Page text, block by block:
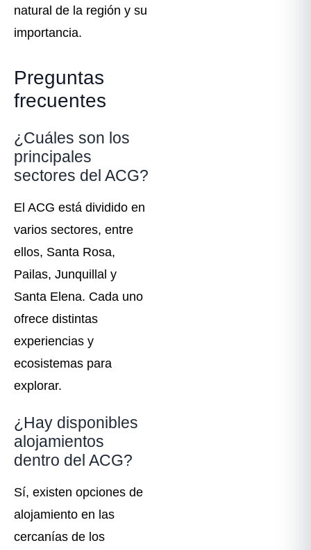
natural de la región y su
importancia.
Preguntas
frecuentes
¿Cuáles son los
principales
sectores del ACG?
El ACG está dividido en
varios sectores, entre
ellos, Santa Rosa,
Pailas, Junquillal y
Santa Elena. Cada uno
ofrece distintas
experiencias y
ecosistemas para
explorar.
¿Hay disponibles
alojamientos
dentro del ACG?
Sí, existen opciones de
alojamiento en las
cercanías de los